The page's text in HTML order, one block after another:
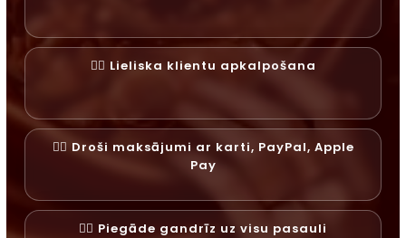
✓⃝ Lieliska klientu apkalpošana
✓⃝ Droši maksājumi ar karti, PayPal, Apple
Pay
✓⃝ Piegāde gandrīz uz visu pasauli